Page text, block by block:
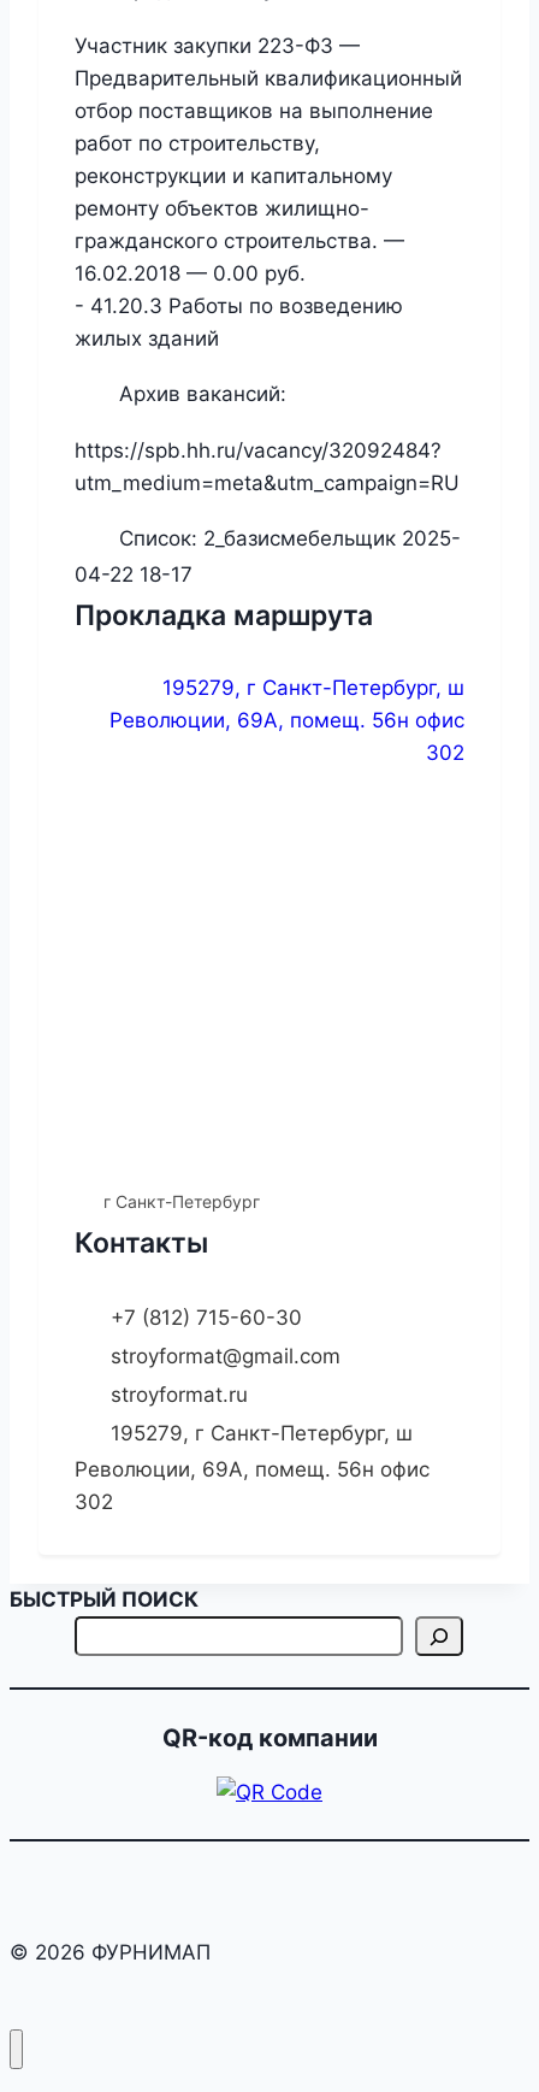
Участник закупки 223-ФЗ —
Предварительный квалификационный
отбор поставщиков на выполнение
работ по строительству,
реконструкции и капитальному
ремонту объектов жилищно-
гражданского строительства. —
16.02.2018 — 0.00 руб.
- 41.20.3 Работы по возведению
жилых зданий
Архив вакансий:
https://spb.hh.ru/vacancy/32092484?
utm_medium=meta&utm_campaign=RU
Список: 2_базисмебельщик 2025-
04-22 18-17
Прокладка маршрута
195279, г Санкт-Петербург, ш
Революции, 69А, помещ. 56н офис
302
г Санкт-Петербург
Контакты
+7 (812) 715-60-30
stroyformat@gmail.com
stroyformat.ru
195279, г Санкт-Петербург, ш
Революции, 69А, помещ. 56н офис
302
БЫСТРЫЙ ПОИСК
QR-код компании
© 2026 ФУРНИМАП